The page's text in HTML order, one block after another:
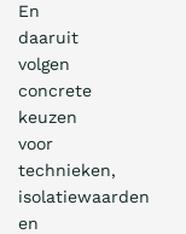
En
daaruit
volgen
concrete
keuzen
voor
technieken,
isolatiewaarden
en